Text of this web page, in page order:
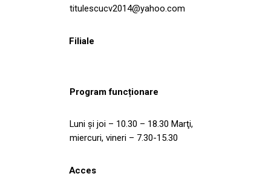
titulescucv2014@yahoo.com
Filiale
Program funcționare
Luni şi joi – 10.30 – 18.30 Marţi,
miercuri, vineri – 7.30-15.30
Acces